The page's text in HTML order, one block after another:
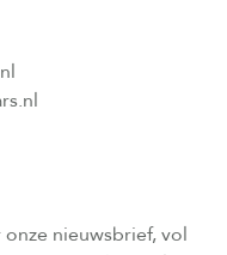
nieuwsbrief, vol